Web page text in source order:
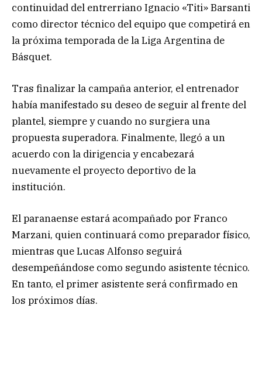
continuidad del entrerriano Ignacio «Titi» Barsanti
como director técnico del equipo que competirá en
la próxima temporada de la Liga Argentina de
Básquet.
Tras finalizar la campaña anterior, el entrenador
había manifestado su deseo de seguir al frente del
plantel, siempre y cuando no surgiera una
propuesta superadora. Finalmente, llegó a un
acuerdo con la dirigencia y encabezará
nuevamente el proyecto deportivo de la
institución.
El paranaense estará acompañado por Franco
Marzani, quien continuará como preparador físico,
mientras que Lucas Alfonso seguirá
desempeñándose como segundo asistente técnico.
En tanto, el primer asistente será confirmado en
los próximos días.